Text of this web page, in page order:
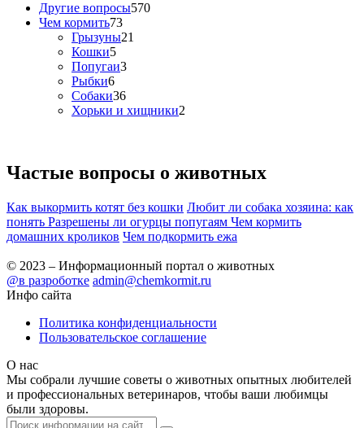
Другие вопросы570
Чем кормить73
Грызуны21
Кошки5
Попугаи3
Рыбки6
Собаки36
Хорьки и хищники2
Частые вопросы о животных
Как выкормить котят без кошки Любит ли собака хозяина: как
понять Разрешены ли огурцы попугаям Чем кормить
домашних кроликов Чем подкормить ежа
© 2023 – Информационный портал о животных
@в разроботке admin@chemkormit.ru
Инфо сайта
Политика конфиденциальности
Пользовательское соглашение
О нас
Мы собрали лучшие советы о животных опытных любителей
и профессиональных ветеринаров, чтобы ваши любимцы
были здоровы.